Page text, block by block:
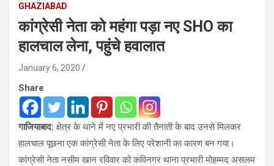
GHAZIABAD
कांग्रेसी नेता को महंगा पड़ा नए SHO का
हालचाल लेना, पहुंचे हवालात
January 6, 2020
Share
गाजियाबाद: क्षेत्र के थाने में नए प्रभारी की तैनाती के बाद उनसे मिलकर
हालचाल पूछना एक कांग्रेसी नेता के लिए परेशानी का कारण बन गया।
कांग्रेसी नेता नसीम खान रविवार को कविनगर थाना प्रभारी मोहम्मद असलम